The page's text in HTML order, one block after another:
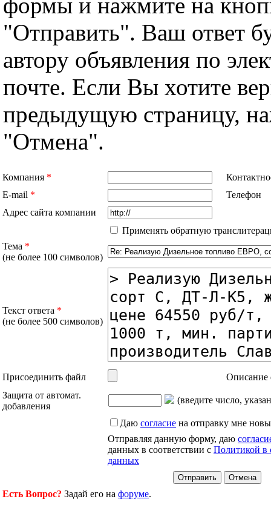
"Отправить". Ваш ответ
автору объявления по
почте. Если Вы хотите
предыдущую страницу,
"Отмена".
Компания *
E-mail *
Телефон
Адрес сайта компании
Применять обратную
Тема *
(не более 100 символов)
Текст ответа *
(не более 500 символов)
Присоединить файл
Описание
Защита от автомат.
добавления
(введите число,
Даю согласие на отправку мне
Отправляя данную форму, даю
данных в соответствии с Политикой в
данных
Есть Вопрос? Задай его на форуме.